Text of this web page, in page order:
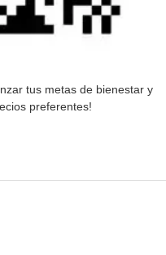
tus metas de bienestar y
preferentes!